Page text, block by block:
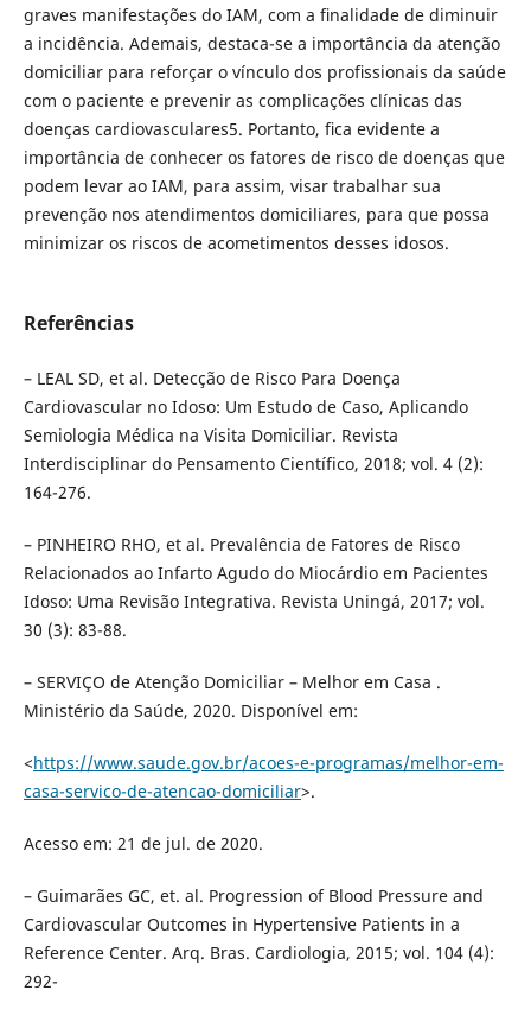
graves manifestações do IAM, com a ﬁnalidade de diminuir
a incidência. Ademais, destaca-se a importância da atenção
domiciliar para reforçar o vínculo dos proﬁssionais da saúde
com o paciente e prevenir as complicações clínicas das
doenças cardiovasculares5. Portanto, ﬁca evidente a
importância de conhecer os fatores de risco de doenças que
podem levar ao IAM, para assim, visar trabalhar sua
prevenção nos atendimentos domiciliares, para que possa
minimizar os riscos de acometimentos desses idosos.
Referências
– LEAL SD, et al. Detecção de Risco Para Doença
Cardiovascular no Idoso: Um Estudo de Caso, Aplicando
Semiologia Médica na Visita Domiciliar. Revista
Interdisciplinar do Pensamento Científico, 2018; vol. 4 (2):
164-276.
– PINHEIRO RHO, et al. Prevalência de Fatores de Risco
Relacionados ao Infarto Agudo do Miocárdio em Pacientes
Idoso: Uma Revisão Integrativa. Revista Uningá, 2017; vol.
30 (3): 83-88.
– SERVIÇO de Atenção Domiciliar – Melhor em Casa .
Ministério da Saúde, 2020. Disponível em:
<https://www.saude.gov.br/acoes-e-programas/melhor-em-
casa-servico-de-atencao-domiciliar>.
Acesso em: 21 de jul. de 2020.
– Guimarães GC, et. al. Progression of Blood Pressure and
Cardiovascular Outcomes in Hypertensive Patients in a
Reference Center. Arq. Bras. Cardiologia, 2015; vol. 104 (4):
292-